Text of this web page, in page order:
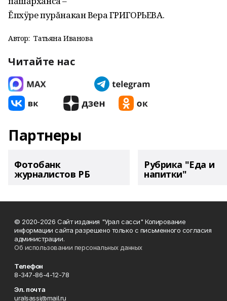
Ĕпхÿре пурăнакан Вера ГРИГОРЬЕВА.
Автор: Татьяна Иванова
Читайте нас
Партнеры
Фотобанк
журналистов РБ
Рубрика "Еда и
напитки"
© 2020-2026 Сайт издания "Урал сасси" Копирование
информации сайта разрешено только с письменного согласия
администрации.
Об использовании персональных данных
Телефон
8-347-86-4-12-78
Эл. почта
uralsassi@mail.ru